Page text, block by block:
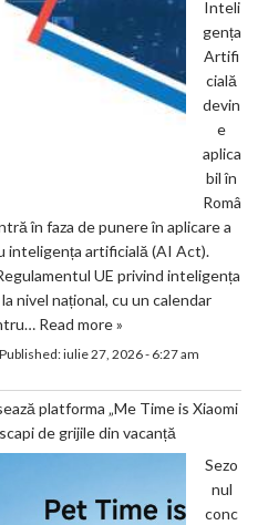
Inteli
gența
Artifi
cială
devin
e
aplica
bil în
Româ
în faza de punere în aplicare a
inteligența artificială (AI Act).
UE privind inteligența
nivel național, cu un calendar
Read more »
Published:iulie 27, 2026 - 6:27 am
platforma „Me Time is Xiaomi
de grijile din vacanță
Sezo
nul
conc